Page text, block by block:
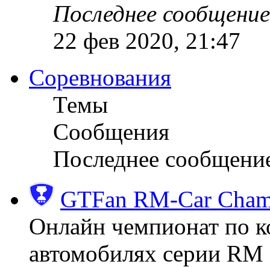
Последнее сообщение
22 фев 2020, 21:47
Соревнования
Темы
Сообщения
Последнее
GTFan RM-Car
Онлайн чемпионат по
автомобилях серии